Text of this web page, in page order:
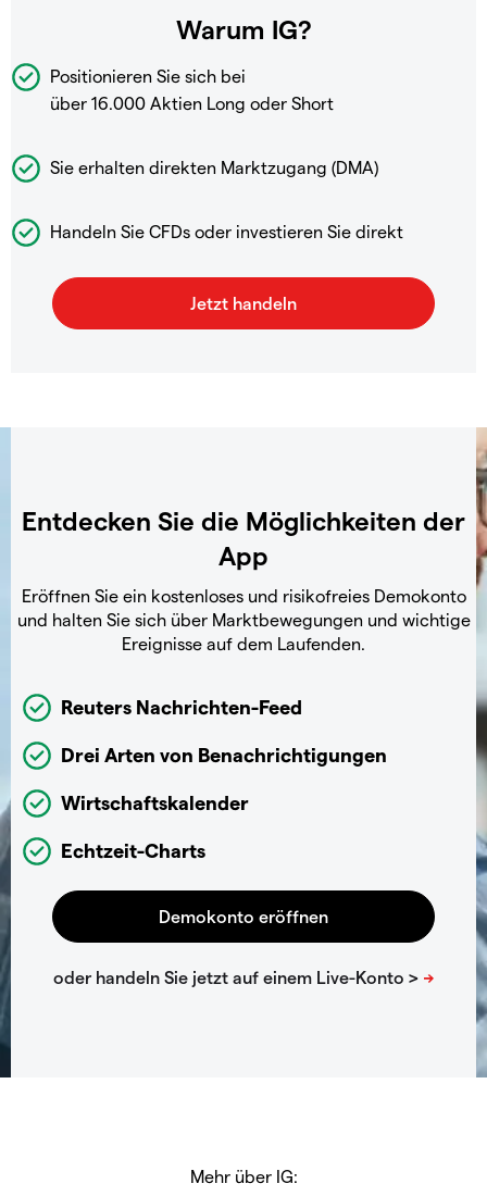
Warum IG?
Positionieren Sie sich bei
über 16.000 Aktien Long oder Short
Sie erhalten direkten Marktzugang (DMA)
Handeln Sie CFDs oder investieren Sie direkt
Entdecken Sie die Möglichkeiten der
App
Eröffnen Sie ein kostenloses und risikofreies Demokonto
und halten Sie sich über Marktbewegungen und wichtige
Ereignisse auf dem Laufenden.
Reuters Nachrichten-Feed
Drei Arten von Benachrichtigungen
Wirtschaftskalender
Echtzeit-Charts
Mehr über IG: